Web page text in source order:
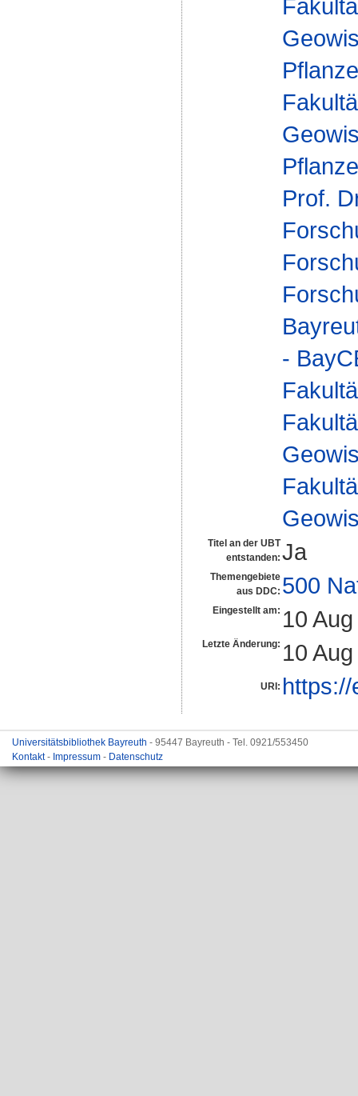
Prof.
-
Titel an der UBT
entstanden: Ja
Themengebiete
aus DDC: 500
Eingestellt am: 10
Letzte Änderung: 10
URI:
Universitätsbibliothek Bayreuth - 95447 Bayreuth - Tel. 0921/553450
Kontakt- Impressum - Datenschutz